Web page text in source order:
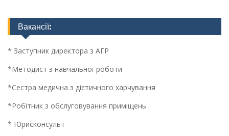
Вакансії:
* Заступник директора з АГР
*Методист з навчальної роботи
*Сестра медична з дієтичного харчування
*Робітник з обслуговування приміщень
* Юрисконсульт